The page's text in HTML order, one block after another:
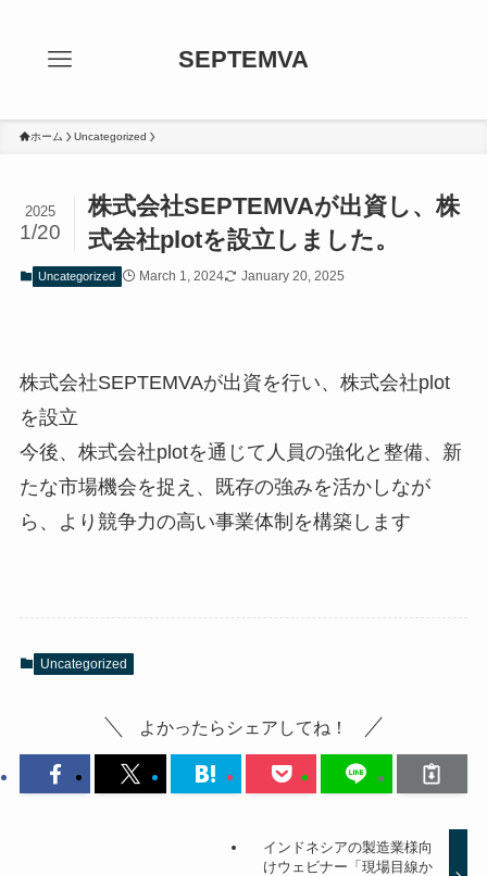
SEPTEMVA
ホーム Uncategorized
株式会社SEPTEMVAが出資し、株
式会社plotを設立しました。
2025
1/20
Uncategorized March 1, 2024 January 20, 2025
株式会社SEPTEMVAが出資を行い、株式会社plot
を設立
今後、株式会社plotを通じて人員の強化と整備、新
たな市場機会を捉え、既存の強みを活かしなが
ら、より競争力の高い事業体制を構築します
Uncategorized
よかったらシェアしてね！
インドネシアの製造業様向
けウェビナー「現場目線か